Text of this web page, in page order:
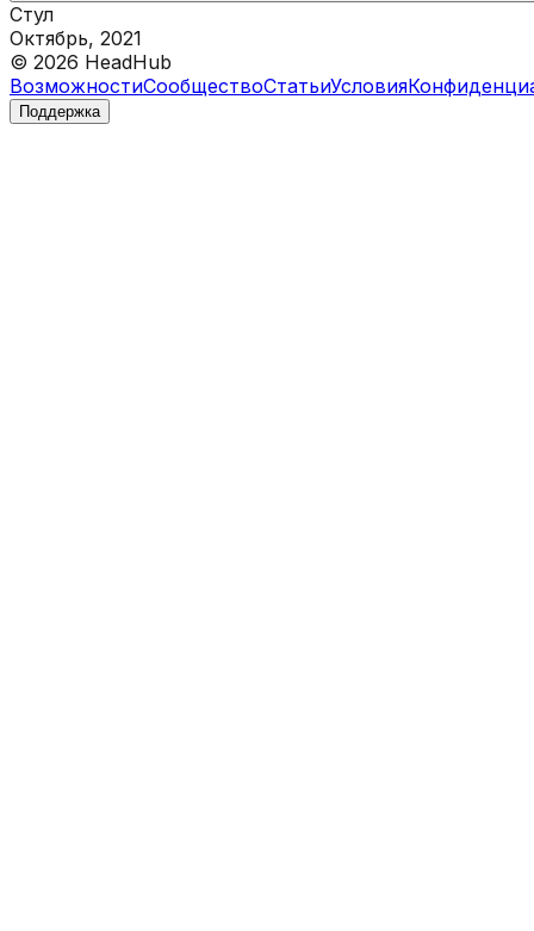
Стул
Октябрь, 2021
© 2026 HeadHub
ВозможностиСообществоСтатьиУсловия
Поддержка